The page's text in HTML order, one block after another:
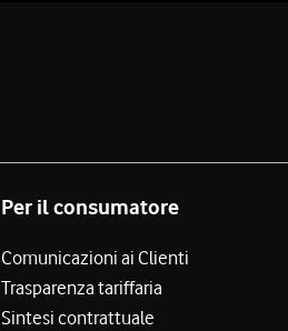
Per il consumatore
Comunicazioni ai Clienti
Trasparenza tariffaria
Sintesi contrattuale